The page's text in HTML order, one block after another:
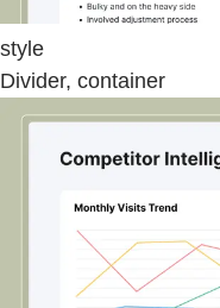
style
Divider, container